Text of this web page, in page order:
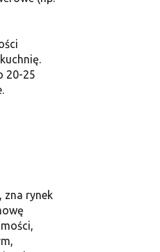
20-25
zna rynek